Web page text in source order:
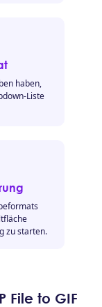
haben,
Liste
zu starten.
File to GIF